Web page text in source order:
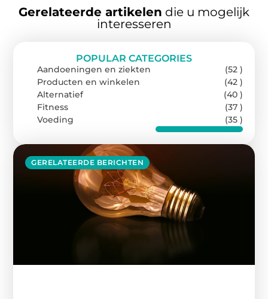
Gerelateerde artikelen die u mogelijk
interesseren
GERELATEERDE BERICHTEN
POPULAR CATEGORIES
Aandoeningen en ziekten
(52 )
Producten en winkelen
(42 )
Alternatief
(40 )
Fitness
(37 )
Voeding
(35 )